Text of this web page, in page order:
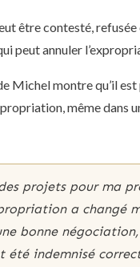
être contesté, refusée
peut annuler
Michel montre qu’il
même dans
des projets pour ma
a changé
bonne négociation,
été indemnisé